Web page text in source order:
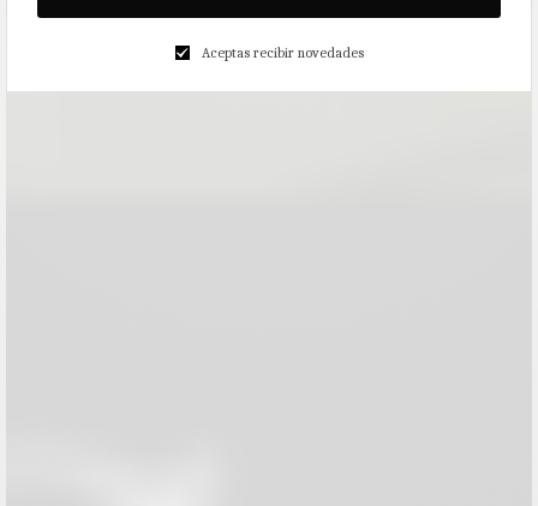
Aceptas recibir novedades